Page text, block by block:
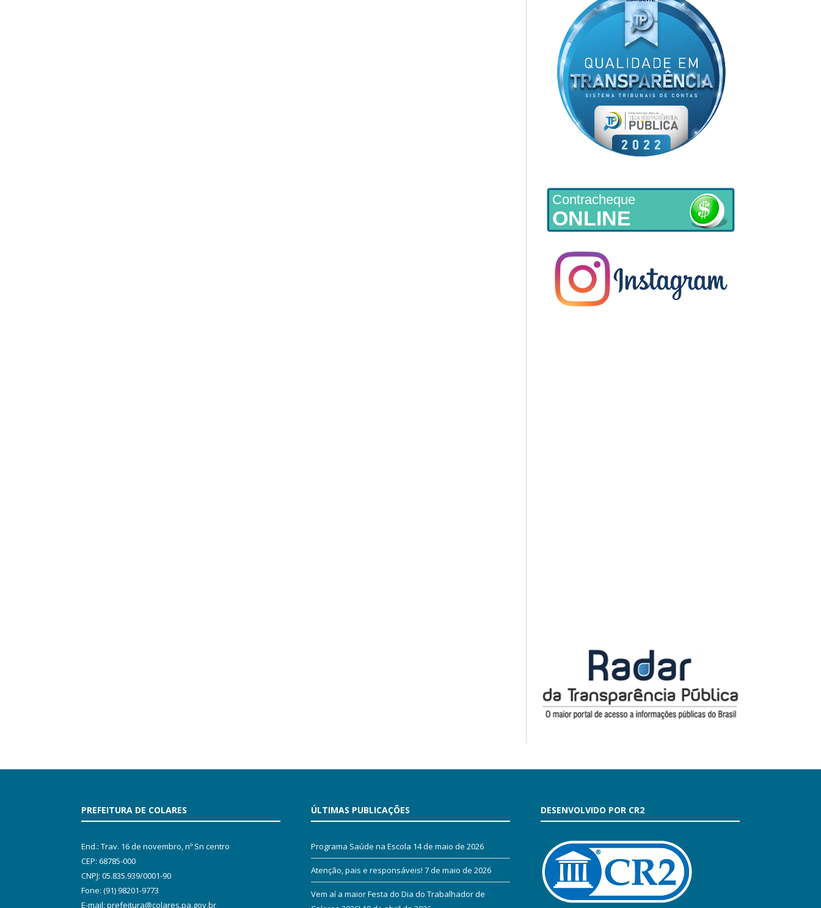
Contracheque
ONLINE
PREFEITURA DE COLARES
End.: Trav. 16 de novembro, nº Sn centro
CEP: 68785-000
CNPJ: 05.835.939/0001-90
Fone: (91) 98201-9773
E-mail: prefeitura@colares.pa.gov.br
ÚLTIMAS PUBLICAÇÕES
Programa Saúde na Escola 14 de maio de 2026
Atenção, pais e responsáveis! 7 de maio de 2026
Vem aí a maior Festa do Dia do Trabalhador de
DESENVOLVIDO POR CR2